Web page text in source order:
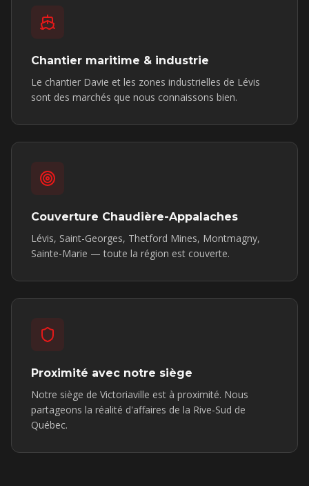
Chantier maritime & industrie
Le chantier Davie et les zones industrielles de Lévis
sont des marchés que nous connaissons bien.
Couverture Chaudière-Appalaches
Lévis, Saint-Georges, Thetford Mines, Montmagny,
Sainte-Marie — toute la région est couverte.
Proximité avec notre siège
Notre siège de Victoriaville est à proximité. Nous
partageons la réalité d'affaires de la Rive-Sud de
Québec.